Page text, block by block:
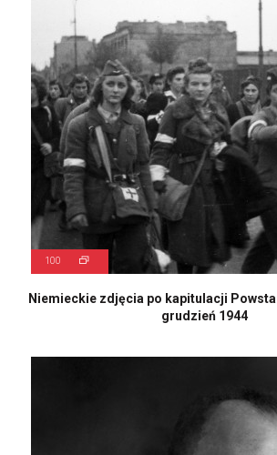
100
Niemieckie zdjęcia po kapitulacji
grudzień 1944